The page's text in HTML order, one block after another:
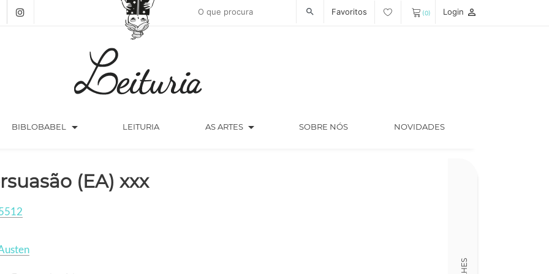
search Favoritos (0) Login person_outline
BIBLOBABEL arrow_drop_down LEITURIA AS ARTES arrow_drop_down SOBRE NÓS NOVIDADES
(EA) xxx